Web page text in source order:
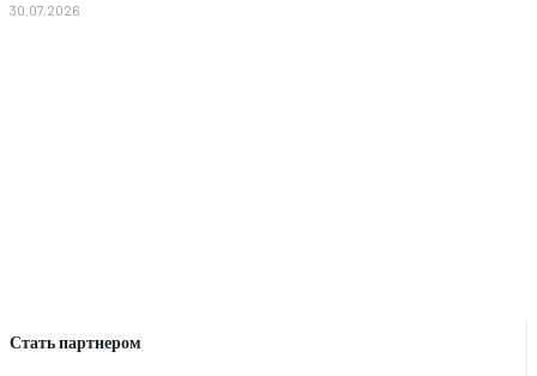
Стать партнером
30.07.2026